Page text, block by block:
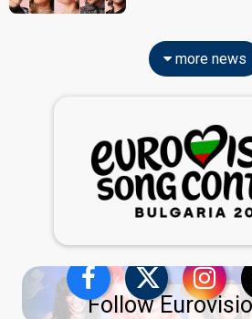
more news
Follow